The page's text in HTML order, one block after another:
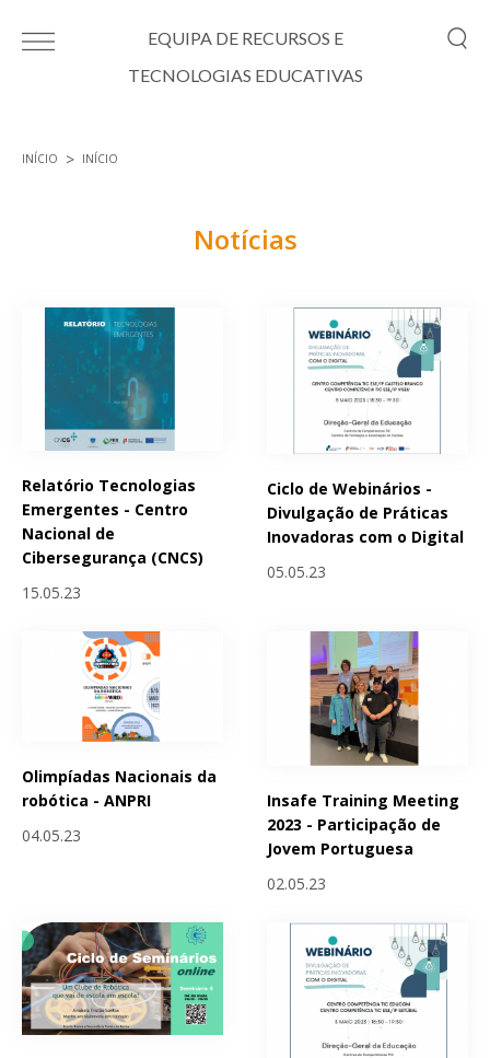
EQUIPA DE RECURSOS E
TECNOLOGIAS EDUCATIVAS
INÍCIO INÍCIO
Notícias
Relatório Tecnologias
Emergentes - Centro
Nacional de
Cibersegurança (CNCS)
15.05.23
Ciclo de Webinários -
Divulgação de Práticas
Inovadoras com o Digital
05.05.23
Olimpíadas Nacionais da
robótica - ANPRI
04.05.23
Insafe Training Meeting
2023 - Participação de
Jovem Portuguesa
02.05.23
Páginas